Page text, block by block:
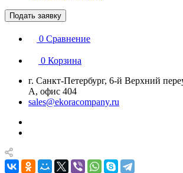
Подать заявку
0 Сравнение
0 Корзина
г. Санкт-Петербург, 6-й Верхний
А, офис 404
sales@ekoracompany.ru